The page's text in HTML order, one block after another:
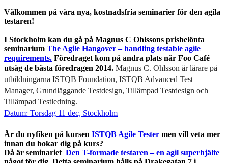
Välkommen på våra nya, kostnadsfria seminarier för den agila
testaren!
I Stockholm kan du gå på Magnus C Ohlssons prisbelönta
seminarium The Agile Hangover – handling testable agile
requirements. Föredraget kom på andra plats när Foo Café
utsåg de bästa föredragen 2014. Magnus C. Ohlsson är lärare på
utbildningarna ISTQB Foundation, ISTQB Advanced Test
Manager, Grundläggande Testdesign, Tillämpad Testdesign och
Tillämpad Testledning.
Datum: Torsdag 11 dec, Stockholm
Är du nyfiken på kursen ISTQB Agile Tester men vill veta mer
innan du bokar dig på kurs?
Då är seminariet Den T-formade testaren – en agil superhjälte